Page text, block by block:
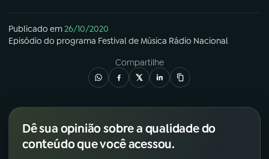
Publicado em26/10/2020
Episódio do programa Festival de Música Rádio Nacional
Compartilhe
Dê sua opinião sobre a qualidade do
conteúdo que você acessou.